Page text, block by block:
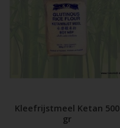
Kleefrijstmeel Ketan 500
gr